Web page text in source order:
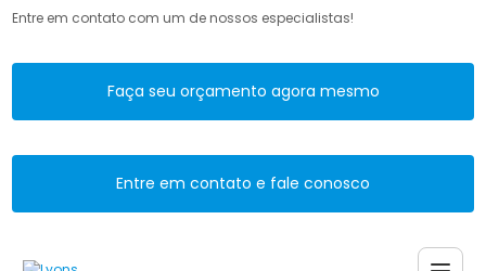
Entre em contato com um de nossos especialistas!
Faça seu orçamento agora mesmo
Entre em contato e fale conosco